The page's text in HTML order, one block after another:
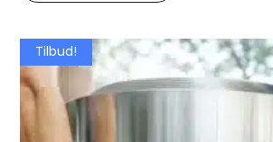
Tilbud!